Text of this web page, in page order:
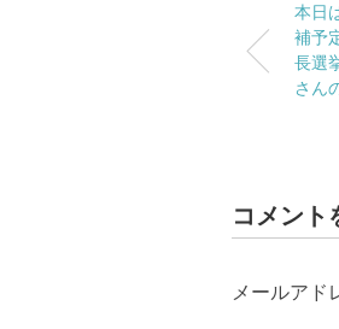
本日
補予
長選
さん
コメント
メールアド